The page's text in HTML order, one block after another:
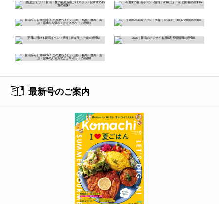
最新号のご案内